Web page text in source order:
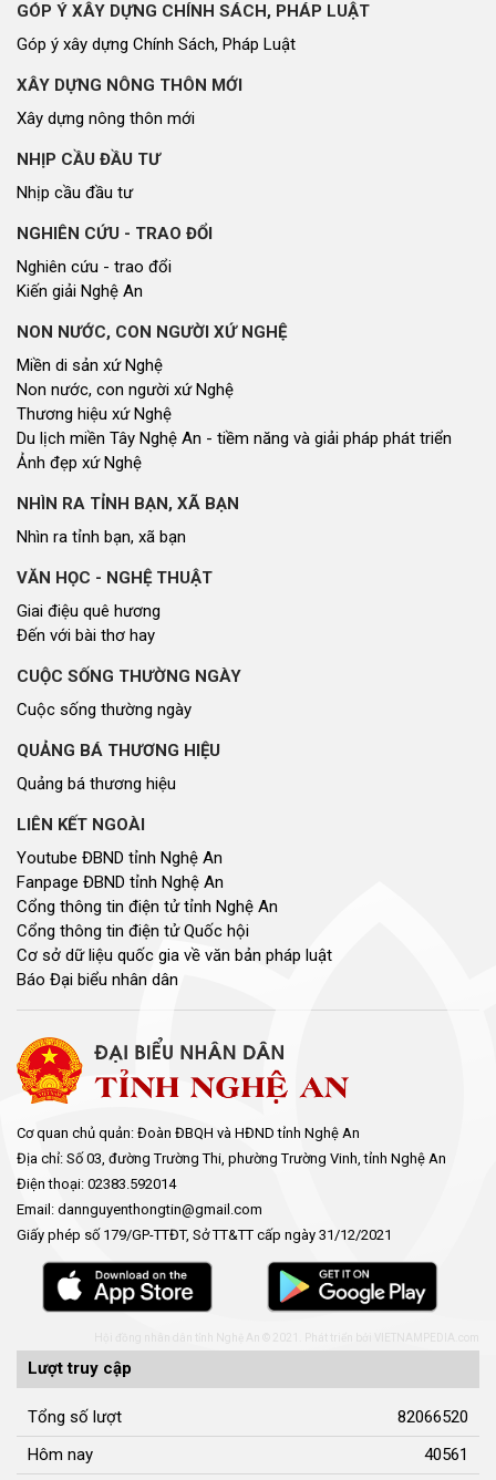
GÓP Ý XÂY DỰNG CHÍNH SÁCH, PHÁP LUẬT
Góp ý xây dựng Chính Sách, Pháp Luật
XÂY DỰNG NÔNG THÔN MỚI
Xây dựng nông thôn mới
NHỊP CẦU ĐẦU TƯ
Nhịp cầu đầu tư
NGHIÊN CỨU - TRAO ĐỔI
Nghiên cứu - trao đổi
Kiến giải Nghệ An
NON NƯỚC, CON NGƯỜI XỨ NGHỆ
Miền di sản xứ Nghệ
Non nước, con người xứ Nghệ
Thương hiệu xứ Nghệ
Du lịch miền Tây Nghệ An - tiềm năng và giải pháp phát triển
Ảnh đẹp xứ Nghệ
NHÌN RA TỈNH BẠN, XÃ BẠN
Nhìn ra tỉnh bạn, xã bạn
VĂN HỌC - NGHỆ THUẬT
Giai điệu quê hương
Đến với bài thơ hay
CUỘC SỐNG THƯỜNG NGÀY
Cuộc sống thường ngày
QUẢNG BÁ THƯƠNG HIỆU
Quảng bá thương hiệu
LIÊN KẾT NGOÀI
Youtube ĐBND tỉnh Nghệ An
Fanpage ĐBND tỉnh Nghệ An
Cổng thông tin điện tử tỉnh Nghệ An
Cổng thông tin điện tử Quốc hội
Cơ sở dữ liệu quốc gia về văn bản pháp luật
Báo Đại biểu nhân dân
Cơ quan chủ quản: Đoàn ĐBQH và HĐND tỉnh Nghệ An
Địa chỉ: Số 03, đường Trường Thi, phường Trường Vinh, tỉnh Nghệ An
Điện thoại: 02383.592014
Email: dannguyenthongtin@gmail.com
Giấy phép số 179/GP-TTĐT, Sở TT&TT cấp ngày 31/12/2021
Hội đồng nhân dân tỉnh Nghệ An © 2021. Phát triển bởi
Lượt truy cập
Tổng số lượt
82066520
Hôm nay
40561